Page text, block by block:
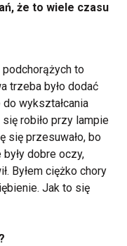
że to wiele czasu
podchorążych to
trzeba było dodać
wykształcania
robiło przy lampie
się przesuwało, bo
były dobre oczy,
Byłem ciężko chory
Jak to się